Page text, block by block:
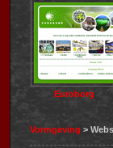
Euroborg
Vormgeving >